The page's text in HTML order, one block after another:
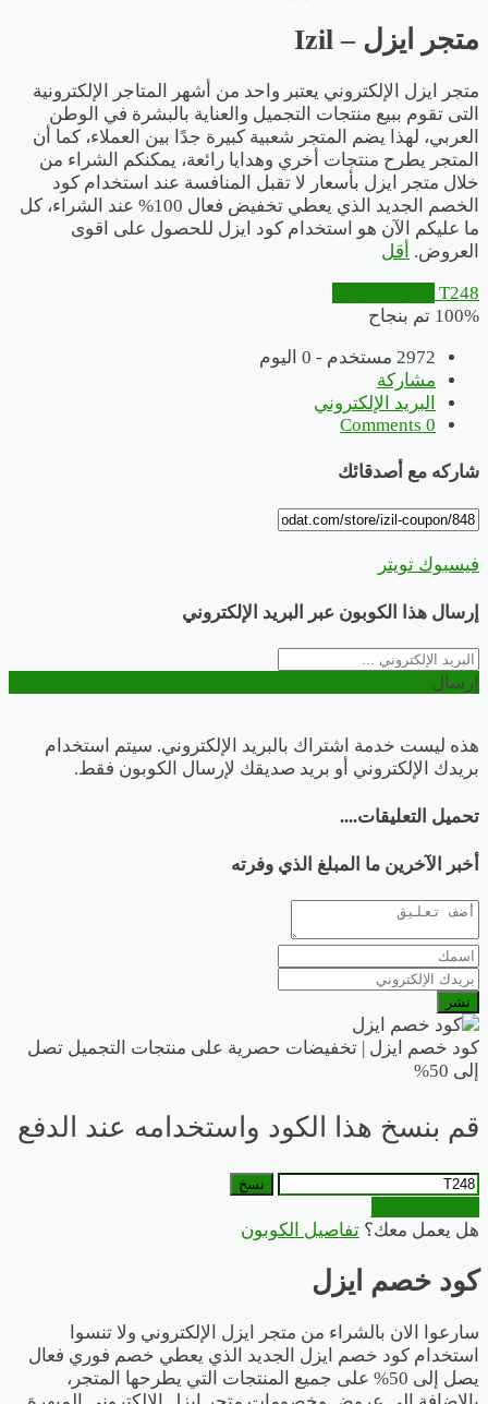
متجر ايزل – Izil
متجر ايزل الإلكتروني يعتبر واحد من أشهر المتاجر الإلكترونية
التى تقوم ببيع منتجات التجميل والعناية بالبشرة في الوطن
العربي، لهذا يضم المتجر شعبية كبيرة جدًا بين العملاء، كما أن
المتجر يطرح منتجات أخري وهدايا رائعة، يمكنكم الشراء من
خلال متجر ايزل بأسعار لا تقبل المنافسة عند استخدام كود
الخصم الجديد الذي يعطي تخفيض فعال 100% عند الشراء، كل
ما عليكم الآن هو استخدام كود ايزل للحصول على اقوى
العروض. أقل
T248
100% تم بنجاح
2972 مستخدم - 0 اليوم
مشاركة
البريد الإلكتروني
0 Comments
شاركه مع أصدقائك
فيسبوك تويتر
إرسال هذا الكوبون عبر البريد الإلكتروني
إرسال
هذه ليست خدمة اشتراك بالبريد الإلكتروني. سيتم استخدام
بريدك الإلكتروني أو بريد صديقك لإرسال الكوبون فقط.
تحميل التعليقات....
أخبر الآخرين ما المبلغ الذي وفرته
نشر
كود خصم ايزل | تخفيضات حصرية على منتجات التجميل تصل
إلى 50%
قم بنسخ هذا الكود واستخدامه عند الدفع
نسخ
هل يعمل معك؟ تفاصيل الكوبون
كود خصم ايزل
سارعوا الان بالشراء من متجر ايزل الإلكتروني ولا تنسوا
استخدام كود خصم ايزل الجديد الذي يعطي خصم فوري فعال
يصل إلى 50% على جميع المنتجات التي يطرحها المتجر،